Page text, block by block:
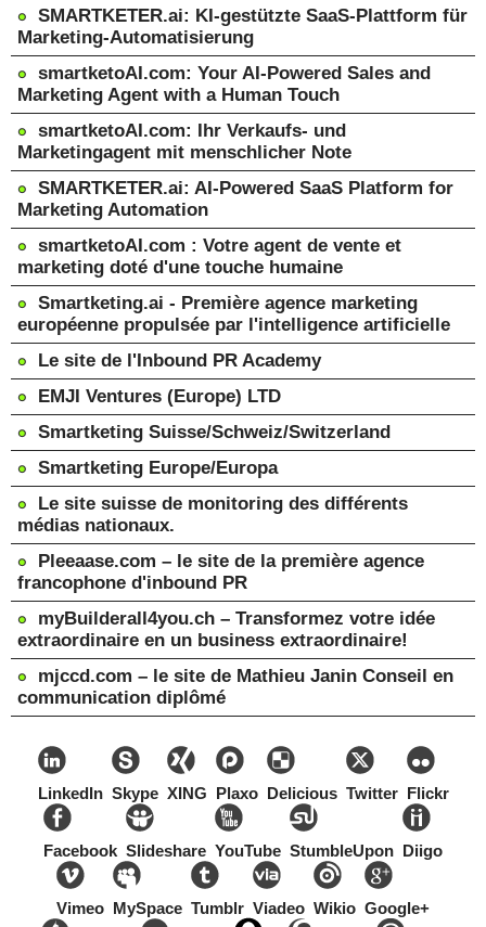
SMARTKETER.ai: KI-gestützte SaaS-Plattform für
Marketing-Automatisierung
smartketoAI.com: Your AI-Powered Sales and
Marketing Agent with a Human Touch
smartketoAI.com: Ihr Verkaufs- und
Marketingagent mit menschlicher Note
SMARTKETER.ai: AI-Powered SaaS Platform for
Marketing Automation
smartketoAI.com : Votre agent de vente et
marketing doté d'une touche humaine
Smartketing.ai - Première agence marketing
européenne propulsée par l'intelligence artificielle
Le site de l'Inbound PR Academy
EMJI Ventures (Europe) LTD
Smartketing Suisse/Schweiz/Switzerland
Smartketing Europe/Europa
Le site suisse de monitoring des différents
médias nationaux.
Pleeaase.com – le site de la première agence
francophone d'inbound PR
myBuilderall4you.ch – Transformez votre idée
extraordinaire en un business extraordinaire!
mjccd.com – le site de Mathieu Janin Conseil en
communication diplômé
LinkedIn Skype XING Plaxo Delicious Twitter Flickr
Facebook Slideshare YouTube StumbleUpon Diigo
Vimeo MySpace Tumblr Viadeo Wikio Google+